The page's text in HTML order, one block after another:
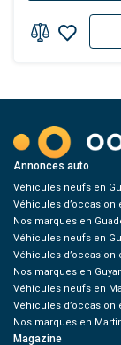
Annonces auto
Véhicules neufs en
Véhicules d’occasion
Nos marques en
Véhicules neufs en
Véhicules d’occasion
Nos marques en
Véhicules neufs en
Véhicules d’occasion
Nos marques en
Magazine